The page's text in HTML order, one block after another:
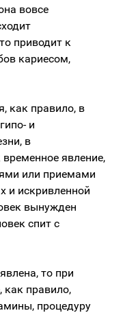
вовсе
приводит к
кариесом,
как правило, в
и
в
явление,
или приемами
и искривленной
вынужден
спит с
то при
как правило,
процедуру